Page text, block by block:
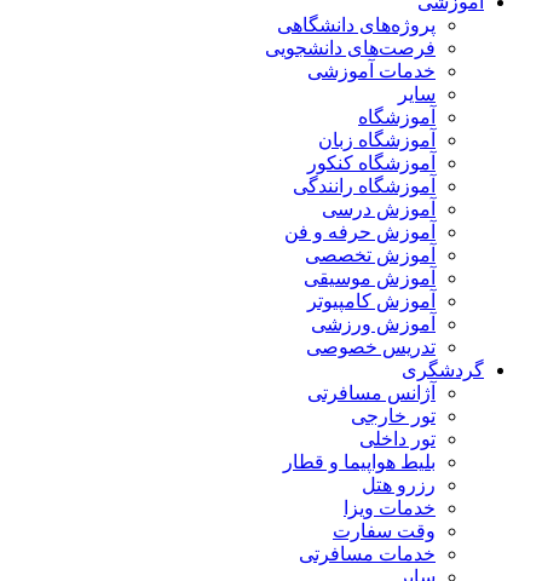
پروژه‌های دانشگاهی
فرصت‌های دانشجویی
خدمات آموزشی
سایر
آموزشگاه
آموزشگاه زبان
آموزشگاه کنکور
آموزشگاه رانندگی
آموزش درسی
آموزش حرفه و فن
آموزش تخصصی
آموزش موسیقی
آموزش کامپیوتر
آموزش ورزشی
تدریس خصوصی
گردشگری
آژانس مسافرتی
تور خارجی
تور داخلی
بلیط هواپیما و قطار
رزرو هتل
خدمات ویزا
وقت سفارت
خدمات مسافرتی